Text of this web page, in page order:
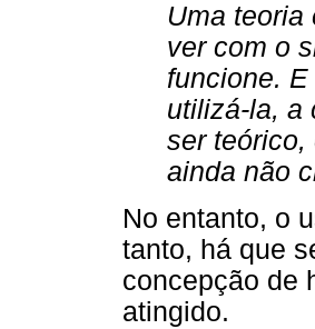
Uma teoria
ver com o
funcione.
utilizá-la, a
ser teórico,
ainda não
No entanto, o
tanto, há que
concepção de
atingido.